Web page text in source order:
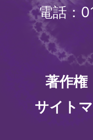
電話：
著作権
サイト